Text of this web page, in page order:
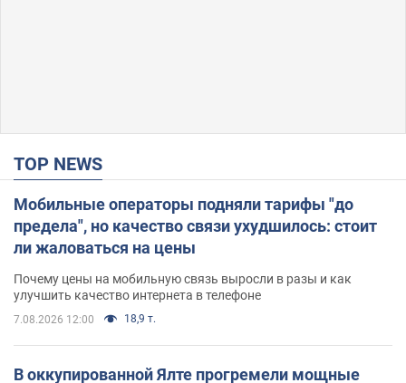
TOP NEWS
Мобильные операторы подняли тарифы "до
предела", но качество связи ухудшилось: стоит
ли жаловаться на цены
Почему цены на мобильную связь выросли в разы и как
улучшить качество интернета в телефоне
7.08.2026 12:00 18,9 т.
В оккупированной Ялте прогремели мощные